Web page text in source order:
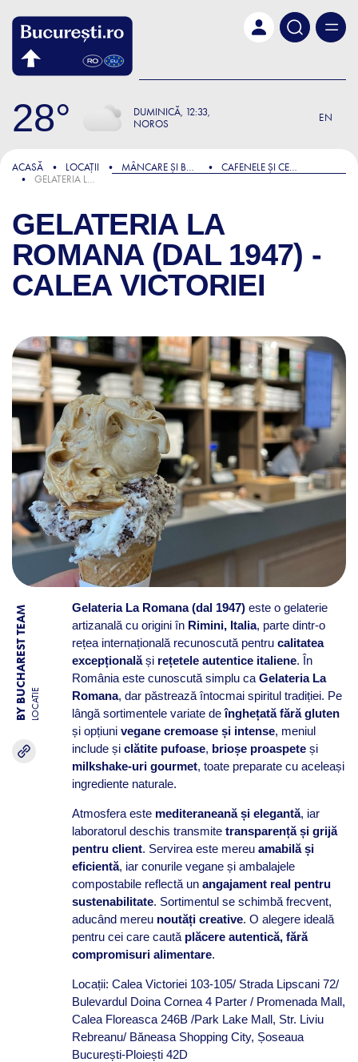
28 DUMINICĂ 12:33
NOROS
EN
ACASĂ LOCAȚII MÂNCARE ȘI BĂUTURĂ
CAFENELE ȘI CEAINĂRII
GELATERIA LA ROMANA (DAL 1947) - CALEA VICTORIEI
GELATERIA LA
ROMANA (DAL 1947) -
CALEA VICTORIEI
BY BUCHAREST TEAM LOCATIE
Gelateria La Romana (dal 1947)este o gelaterie
artizanală cu origini în Rimini, Italia, parte dintr-o
rețea internațională recunoscută pentru calitatea
excepționalăși rețetele autentice italiene. În
România este cunoscută simplu ca Gelateria La
Romana, dar păstrează întocmai spiritul tradiției. Pe
lângă sortimentele variate deînghețată fără gluten
și opțiuni vegane cremoase și intense, meniul
include și clătite pufoase, brioșe proaspeteși
milkshake-uri gourmet, toate preparate cu aceleași
ingrediente naturale.
Atmosfera este mediteraneană și elegantă, iar
laboratorul deschis transmite transparență și grijă
pentru client. Servirea este mereu amabilă și
eficientă, iar conurile vegane și ambalajele
compostabile reflectă un angajament real pentru
sustenabilitate. Sortimentul se schimbă frecvent,
aducând mereu noutăți creative. O alegere ideală
pentru cei care caută plăcere autentică, fără
compromisuri alimentare.
Locații: Calea Victoriei 103-105/ Strada Lipscani 72/
Bulevardul Doina Cornea 4 Parter / Promenada Mall,
Calea Floreasca 246B /Park Lake Mall, Str. Liviu
Rebreanu/ Băneasa Shopping City, Șoseaua
București-Ploiești 42D